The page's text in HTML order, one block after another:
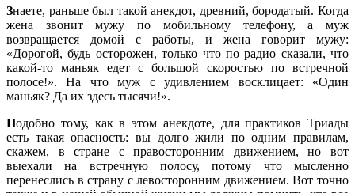
Знаете, раньше был такой анекдот, древний, бородатый. Когда
жена звонит мужу по мобильному телефону, а муж
возвращается домой с работы, и жена говорит мужу:
«Дорогой, будь осторожен, только что по радио сказали, что
какой-то маньяк едет с большой скоростью по встречной
полосе!». На что муж с удивлением восклицает: «Один
маньяк? Да их здесь тысячи!».
Подобно тому, как в этом анекдоте, для практиков Триады
есть такая опасность: вы долго жили по одним правилам,
скажем, в стране с правосторонним движением, но вот
выехали на встречную полосу, потому что мысленно
перенеслись в страну с левосторонним движением. Вот точно